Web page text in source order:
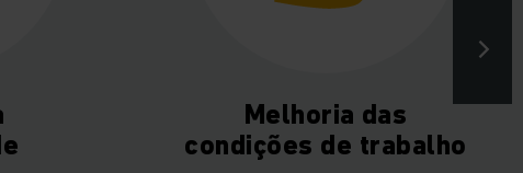
Melhoria das
condições de trabalho